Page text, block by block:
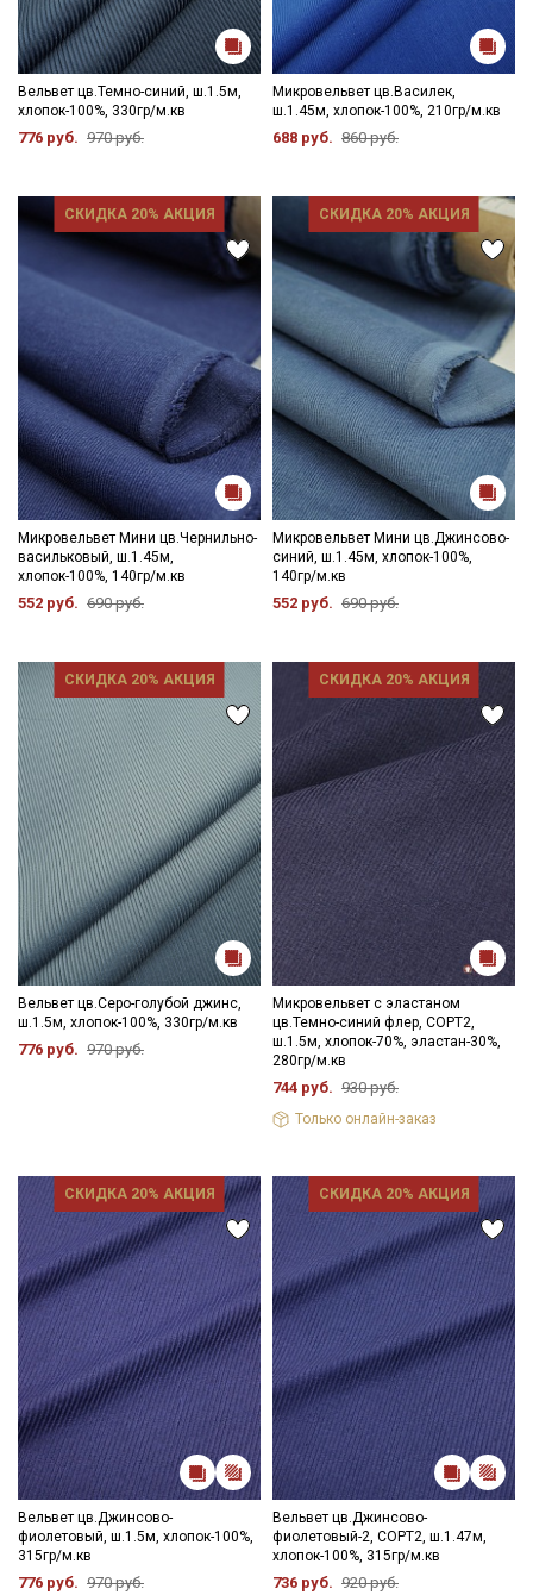
Вельвет цв.Темно-синий, ш.1.5м,
хлопок-100%, 330гр/м.кв
776 руб. 970 руб.
Микровельвет цв.Василек,
ш.1.45м, хлопок-100%, 210гр/м.кв
688 руб. 860 руб.
СКИДКА 20% АКЦИЯ
Микровельвет Мини цв.Чернильно-
васильковый, ш.1.45м,
хлопок-100%, 140гр/м.кв
552 руб. 690 руб.
СКИДКА 20% АКЦИЯ
Микровельвет Мини цв.Джинсово-
синий, ш.1.45м, хлопок-100%,
140гр/м.кв
552 руб. 690 руб.
СКИДКА 20% АКЦИЯ
Вельвет цв.Серо-голубой джинс,
ш.1.5м, хлопок-100%, 330гр/м.кв
776 руб. 970 руб.
СКИДКА 20% АКЦИЯ
Микровельвет с эластаном
цв.Темно-синий флер, СОРТ2,
ш.1.5м, хлопок-70%, эластан-30%,
280гр/м.кв
744 руб. 930 руб.
Только онлайн-заказ
СКИДКА 20% АКЦИЯ
Вельвет цв.Джинсово-
фиолетовый, ш.1.5м, хлопок-100%,
315гр/м.кв
776 руб. 970 руб.
СКИДКА 20% АКЦИЯ
Вельвет цв.Джинсово-
фиолетовый-2, СОРТ2, ш.1.47м,
хлопок-100%, 315гр/м.кв
736 руб. 920 руб.